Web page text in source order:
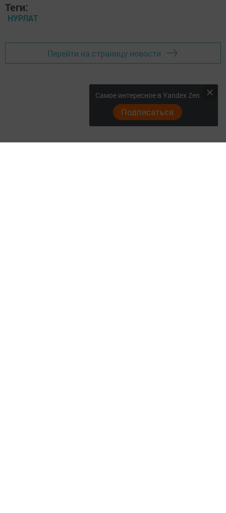
Теги:
НУРЛАТ
Перейти на страницу новости
Самое интересное в Yandex Zen
Подписаться